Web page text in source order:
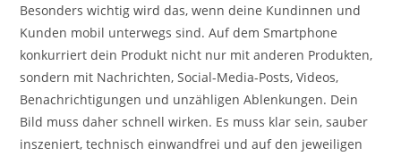
Besonders wichtig wird das, wenn deine Kundinnen und
Kunden mobil unterwegs sind. Auf dem Smartphone
konkurriert dein Produkt nicht nur mit anderen Produkten,
sondern mit Nachrichten, Social-Media-Posts, Videos,
Benachrichtigungen und unzähligen Ablenkungen. Dein
Bild muss daher schnell wirken. Es muss klar sein, sauber
inszeniert, technisch einwandfrei und auf den jeweiligen